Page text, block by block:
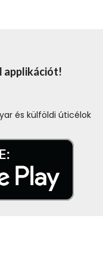
applikációt!
és külföldi úticélok